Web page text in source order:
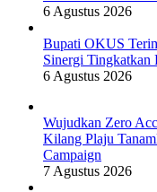
6 Agustus 2026
Bupati OKUS
Sinergi Tingkatkan
6 Agustus 2026
Wujudkan Zero
Kilang Plaju
Campaign
7 Agustus 2026